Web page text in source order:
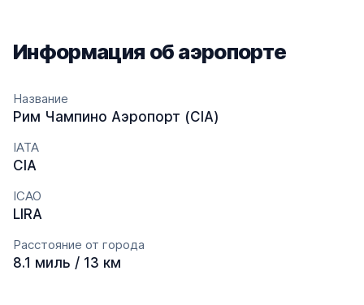
Информация об аэропорте
Название
Рим Чампино Аэропорт (CIA)
IATA
CIA
ICAO
LIRA
Расстояние от города
8.1 миль / 13 км